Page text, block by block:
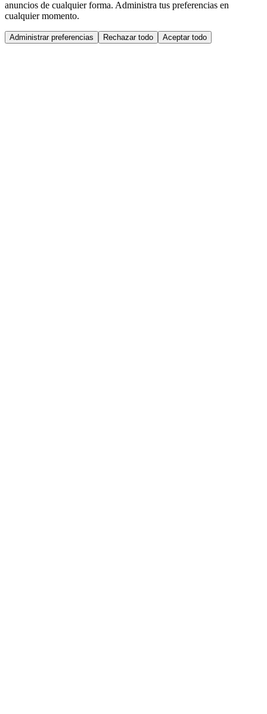
anuncios de cualquier forma. Administra tus preferencias en
cualquier momento.
Administrar preferencias Rechazar todo Aceptar todo